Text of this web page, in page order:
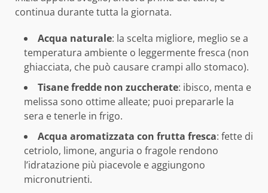
continua durante tutta la giornata.
Acqua naturale: la scelta migliore, meglio se a
temperatura ambiente o leggermente fresca (non
ghiacciata, che può causare crampi allo stomaco).
Tisane fredde non zuccherate: ibisco, menta e
melissa sono ottime alleate; puoi prepararle la
sera e tenerle in frigo.
Acqua aromatizzata con frutta fresca: fette di
cetriolo, limone, anguria o fragole rendono
l’idratazione più piacevole e aggiungono
micronutrienti.